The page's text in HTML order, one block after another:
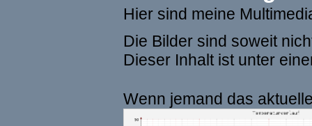
Hier sind meine
Die Bilder sind soweit
Dieser Inhalt ist unter
Wenn jemand das